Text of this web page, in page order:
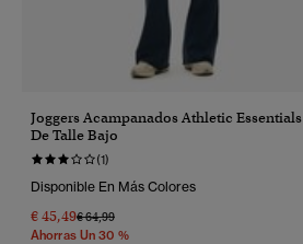
Joggers Acampanados Athletic Essentials
De Talle Bajo
(1)
Disponible En Más Colores
€ 45,49Precio Rebajado De
€ 64,99A
Ahorras Un 30 %